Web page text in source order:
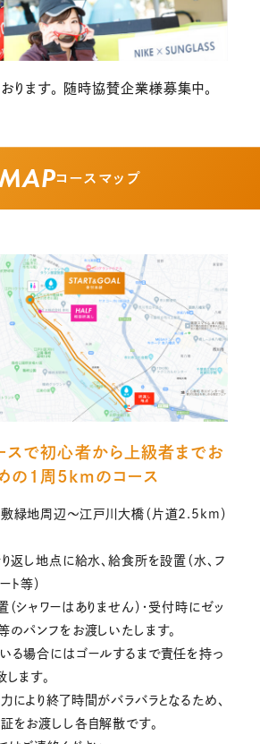
ります。 随時協賛企業様募集中。
コースマップ
スで初心者から上級者までお
の１周5kmのコース
緑地周辺～江戸川大橋（片道2.5km）
り返し地点に給水、給食所を設置（水、フ
ト等）
（シャワーはありません）・受付時にゼッ
のパンフをお渡しいたします。
る場合にはゴールするまで責任を持っ
ます。
により終了時間がバラバラとなるため、
をお渡しし各自解散です。